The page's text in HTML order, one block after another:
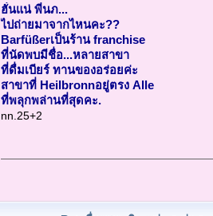
ฮั่นแน่ พี่นภ...
ไปถ่ายมาจากไหนคะ??
Barfüßerเป็นร้าน franchise
ที่นัดพบมีชื่อ...หลายสาขา
ที่ดื่มเบียร์ ทานของอร่อยค่ะ
สาขาที่ Heilbronnอยู่ตรง Alle
ที่พลุกพล่านที่สุดคะ.
nn.25+2